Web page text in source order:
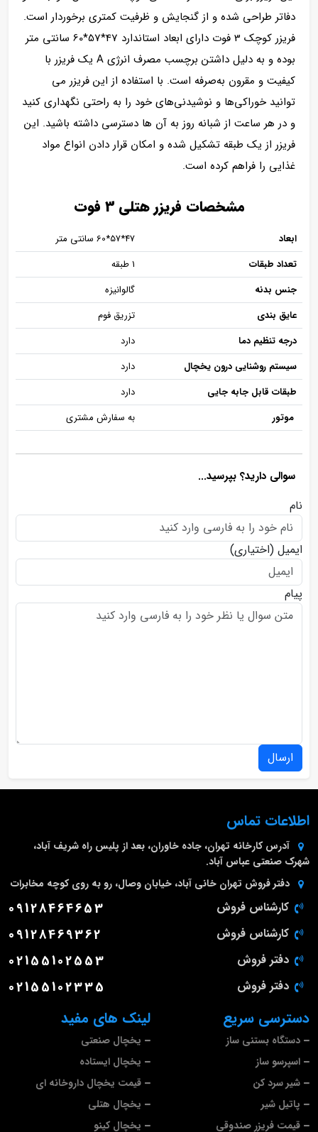
دفاتر طراحی شده و از گنجایش و ظرفیت کمتری برخوردار است.
فریزر کوچک 3 فوت دارای ابعاد استاندارد 47*57*60 سانتی متر
بوده و به دلیل داشتن برچسب مصرف انرژی A یک فریزر با
کیفیت و مقرون‌ به‌صرفه است. با استفاده از این فریزر می
توانید خوراکی‌ها و نوشیدنی‌های خود را به راحتی نگهداری کنید
و در هر ساعت از شبانه روز به آن ها دسترسی داشته باشید. این
فریزر از یک طبقه تشکیل شده و امکان قرار دادن انواع مواد
غذایی را فراهم کرده است.
مشخصات فریزر هتلی 3 فوت
ابعاد
47*57*60 سانتی متر
تعداد طبقات
1 طبقه
جنس بدنه
گالوانیزه
عایق بندی
تزریق فوم
درجه تنظیم دما
دارد
سیستم روشنایی درون یخچال
دارد
طبقات قابل جابه جایی
دارد
موتور
به سفارش مشتری
سوالی دارید؟ بپرسید...
نام
ایمیل (اختیاری)
پیام
ارسال
لینک های مفید
یخچال صنعتی
یخچال ایستاده
قیمت یخچال داروخانه ای
یخچال هتلی
یخچال کینو
دسترسی سریع
دستگاه بستنی ساز
اسپرسو ساز
شیر سرد کن
پاتیل شیر
قیمت فریزر صندوقی
اطلاعات تماس
آدرس کارخانه تهران، جاده خاوران، بعد از پلیس راه شریف آباد،
شهرک صنعتی عباس آباد.
دفتر فروش تهران خانی آباد، خیابان وصال، رو به روی کوچه مخابرات
کارشناس فروش 09128464653
کارشناس فروش 09128469362
دفتر فروش 02155102553
دفتر فروش 02155102335